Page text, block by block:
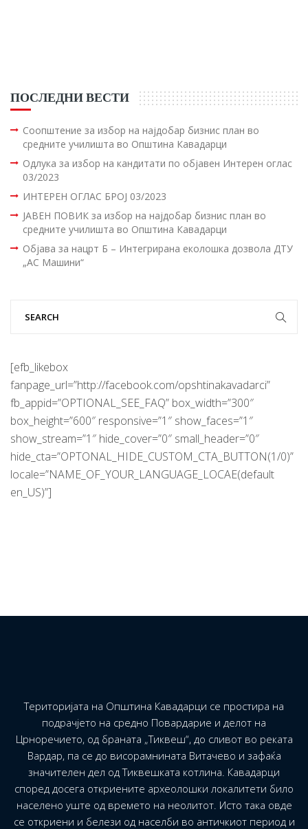
ПОСЛЕДНИ ВЕСТИ
Соопштение за избор на најдобар бизнис план во
средните училишта во Општина Кавадарци
Одлука за избор на кандитати по објавен Интерен оглас
03/2023
ИНТЕРЕН ОГЛАС БРОЈ 03/2023
ЈАВЕН ПОВИК за избор на најдобар бизнис план во
средните училишта во Општина Кавадарци
Објава за нацрт Б – Интегрирана еколошка дозвола ДТУ
„АС Машини“
[efb_likebox
fanpage_url=”http://facebook.com/opshtinakavadarci”
fb_appid=”OPTIONAL_SEE_FAQ” box_width=”300″
box_height=”600″ responsive=”1″ show_faces=”1″
show_stream=”1″ hide_cover=”0″ small_header=”0″
hide_cta=”OPTONAL_HIDE_CUSTOM_CTA_BUTTON(1/0)”
locale=”NAME_OF_YOUR_LANGUAGE_LOCAE(default
en_US)”]
Територијата на Општина Кавадарци се простира на
подрачјето на средно Повардарие и делот на
Црноречието, од браната „Тиквеш“, до сливот во реката
Вардар, па се до висорамнината Витачево и зафаќа
значителен дел од Тиквешката котлина. Кавадарци
според досега откриените археолошки локалитети било
населено уште од времето на неолитот. Исто така овде
се откриени и белези од населби во античкиот период и